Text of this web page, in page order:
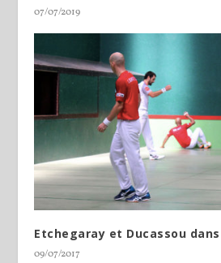
07/07/2019
Etchegaray et Ducassou
09/07/2017